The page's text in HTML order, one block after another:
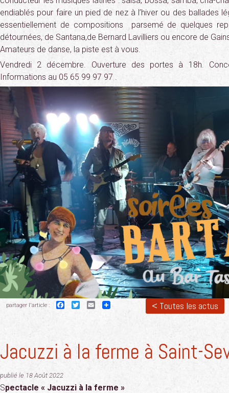
endiablés pour faire un pied de nez à l’hiver ou des ballades
essentiellement de compositions
parsemé de quelques
détournées, de Santana,de Bernard Lavilliers ou encore de
Amateurs de danse, la piste est à vous.
Vendredi 2 décembre. Ouverture des portes à 18h.
Informations au 05 65 99 97 97 .
partager l'article : Facebook
TwitterEmail < Toutes les actus
Jacuzzi à la ferme à Saint-
publié le 18 Août 2022
Spectacle « Jacuzzi à la ferme »